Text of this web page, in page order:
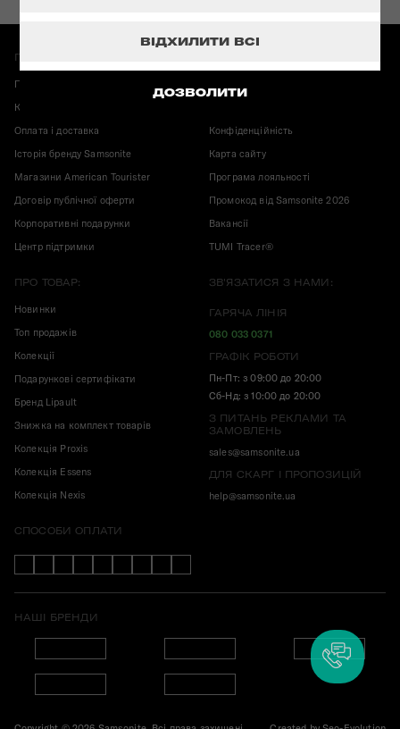
ДОЗВОЛИТИ
ВІДХИЛИТИ ВСІ
ПРО МАГАЗИН:
Повернення і обмін
Карта магазинів
Оплата і доставка
Історія бренду Samsonite
Магазини American Tourister
Договір публічної оферти
Корпоративні подарунки
Центр підтримки
Конфіденційність
Карта сайту
Програма лояльності
Промокод від Samsonite 2026
Вакансії
TUMI Tracer®
ПРО ТОВАР:
Новинки
Топ продажів
Колекції
Подарункові сертифікати
Бренд Lipault
Знижка на комплект товарів
Колекція Proxis
Колекція Essens
Колекція Nexis
ЗВ'ЯЗАТИСЯ З НАМИ:
ГАРЯЧА ЛІНІЯ
080 033 0371
ГРАФІК РОБОТИ
Пн-Пт: з 09:00 до 20:00
Сб-Нд: з 10:00 до 20:00
З ПИТАНЬ РЕКЛАМИ ТА
ЗАМОВЛЕНЬ
sales@samsonite.ua
ДЛЯ СКАРГ І ПРОПОЗИЦІЙ
help@samsonite.ua
СПОСОБИ ОПЛАТИ
НАШІ БРЕНДИ